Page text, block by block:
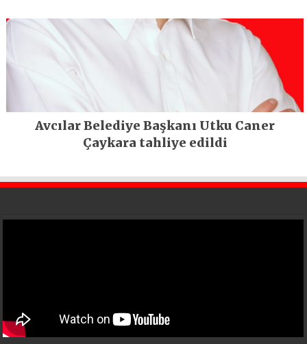
Avcılar Belediye Başkanı Utku Caner
Çaykara tahliye edildi